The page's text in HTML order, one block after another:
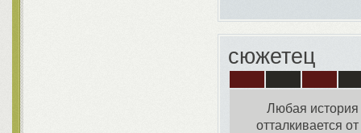
сюжетец
Любая история
отталкивается